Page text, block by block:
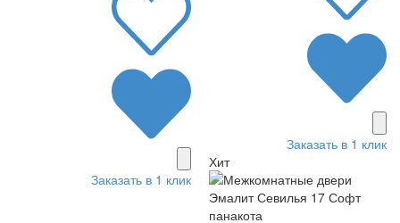
Заказать в 1 клик
Заказать в 1 клик
Хит